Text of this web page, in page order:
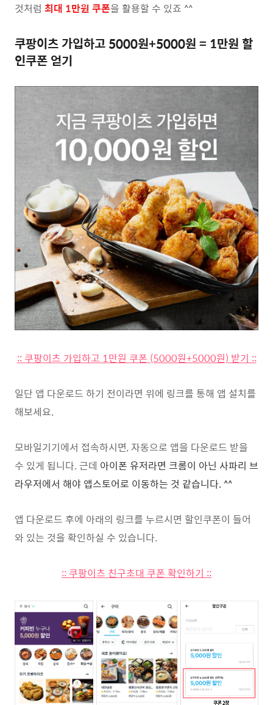
것처럼 최대 1만원 쿠폰을 활용할 수 있죠 ^^
쿠팡이츠 가입하고 5000원+5000원 = 1만원 할
인쿠폰 얻기
:: 쿠팡이츠 가입하고 1만원 쿠폰 (5000원+5000원) 받기 ::
일단 앱 다운로드 하기 전이라면 위에 링크를 통해 앱 설치를
해보세요.
모바일기기에서 접속하시면, 자동으로 앱을 다운로드 받을
수 있게 됩니다. 근데 아이폰 유저라면 크롬이 아닌 사파리 브
라우저에서 해야 앱스토어로 이동하는 것 같습니다. ^^
앱 다운로드 후에 아래의 링크를 누르시면 할인쿠폰이 들어
와 있는 것을 확인하실 수 있습니다.
:: 쿠팡이츠 친구초대 쿠폰 확인하기 ::